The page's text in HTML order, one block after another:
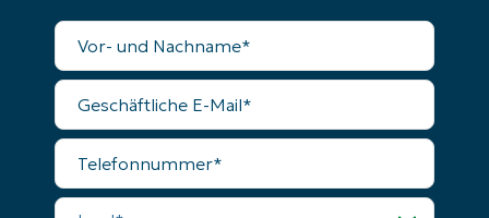
Vollständiger
Name
Geschäftliche
Mail
Telefonnummer
Land
name*